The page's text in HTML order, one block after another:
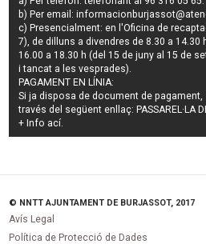
b) Per email:
c) Presencialment: en l'Oficina de
7), de dilluns a divendres de 8.30 a
16.00 a 18.30 h (del 15 de juny al 15 de
i tancat a les vesprades).
PAGAMENT EN LÍNIA:
Si ja disposa de document de
través del següent enllaç: PASSAREL·LA
+ Info ací.
© NNTT AJUNTAMENT DE BURJASSOT, 2017
Avís Legal
Política de Protecció de Dades